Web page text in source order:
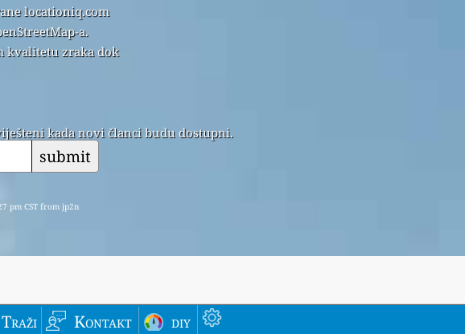
Traži Kontakt diy
locationiq.com
a.
kvalitetu zraka dok
kada novi članci budu dostupni.
submit
pm CST from jp2n